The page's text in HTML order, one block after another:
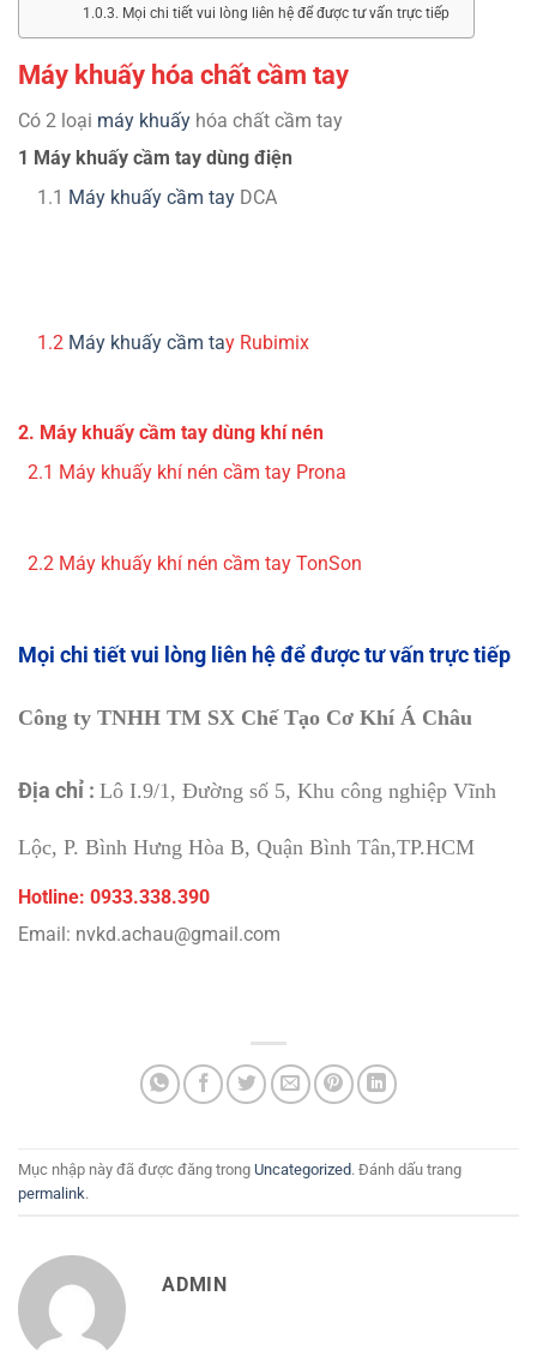
Mọi chi tiết vui lòng liên hệ để được tư vấn trực tiếp
Máy khuấy hóa chất cầm tay
Có 2 loại máy khuấy hóa chất cầm tay
1 Máy khuấy cầm tay dùng điện
1.1 Máy khuấy cầm tay DCA
1.2 Máy khuấy cầm tay Rubimix
2. Máy khuấy cầm tay dùng khí nén
2.1 Máy khuấy khí nén cầm tay Prona
2.2 Máy khuấy khí nén cầm tay TonSon
Mọi chi tiết vui lòng liên hệ để được tư vấn trực tiếp
Công ty TNHH TM SX Chế Tạo Cơ Khí Á Châu
Địa chỉ : Lô I.9/1, Đường số 5, Khu công nghiệp Vĩnh
Lộc, P. Bình Hưng Hòa B, Quận Bình Tân,TP.HCM
Hotline: 0933.338.390
Email: nvkd.achau@gmail.com
Mục nhập này đã được đăng trong Uncategorized. Đánh dấu trang
permalink.
ADMIN